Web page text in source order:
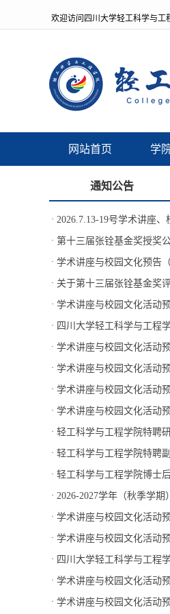
欢迎访问四川大学轻工科学与工
网站首页 学
通知公告
· 2026.7.13-19号学术讲座
· 第十三届张铨基金奖授奖
· 学术讲座与校园文化预告
· 关于第十三届张铨基金奖
· 学术讲座与校园文化活动
· 四川大学轻工科学与工程
· 学术讲座与校园文化活动
· 学术讲座与校园文化活动
· 学术讲座与校园文化活动
· 学术讲座与校园文化活动
· 轻工科学与工程学院特聘
· 轻工科学与工程学院特聘
· 轻工科学与工程学院博士
· 2026-2027学年（秋季学
· 学术讲座与校园文化活动
· 学术讲座与校园文化活动
· 四川大学轻工科学与工程
· 学术讲座与校园文化活动
· 学术讲座与校园文化活动